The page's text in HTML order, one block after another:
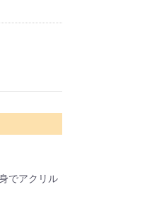
でアクリル